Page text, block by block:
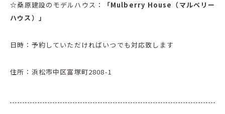
☆桑原建設のモデルハウス：
「Mulberry House（マルベリー
ハウス）」
日時：予約していただければいつでも対応致します
住所：浜松市中区富塚町2808-1